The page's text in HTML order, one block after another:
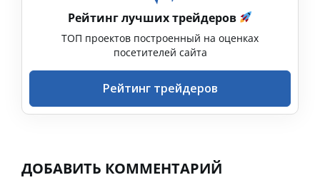
Рейтинг лучших трейдеров
ТОП проектов построенный на оценках
посетителей сайта
Рейтинг трейдеров
ДОБАВИТЬ КОММЕНТАРИЙ